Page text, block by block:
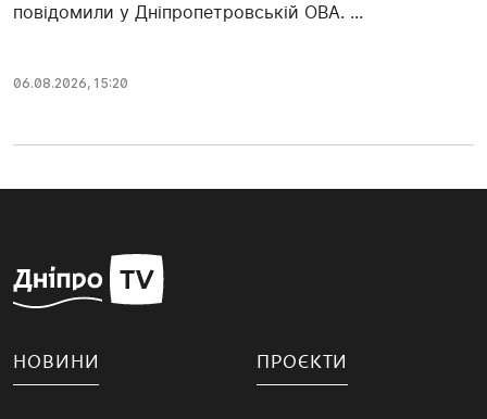
повідомили у Дніпропетровській ОВА. ...
06.08.2026, 15:20
НОВИНИ ПРОЄКТИ